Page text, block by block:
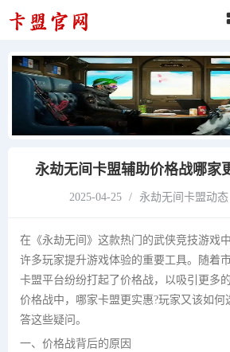
永劫无间卡盟辅助价格战哪家
2025-04-25 / 永劫无间卡盟动态
在《永劫无间》这款热门的武侠竞技游戏
许多玩家提升游戏体验的重要工具。随着
卡盟平台纷纷打起了价格战，以吸引更多
价格战中，哪家卡盟更实惠?玩家又该如何
答这些疑问。
一、价格战背后的原因